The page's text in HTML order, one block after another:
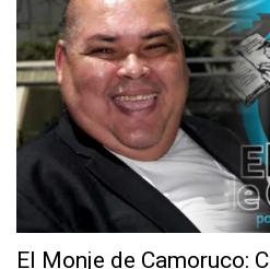
El Monje de Camoruco: